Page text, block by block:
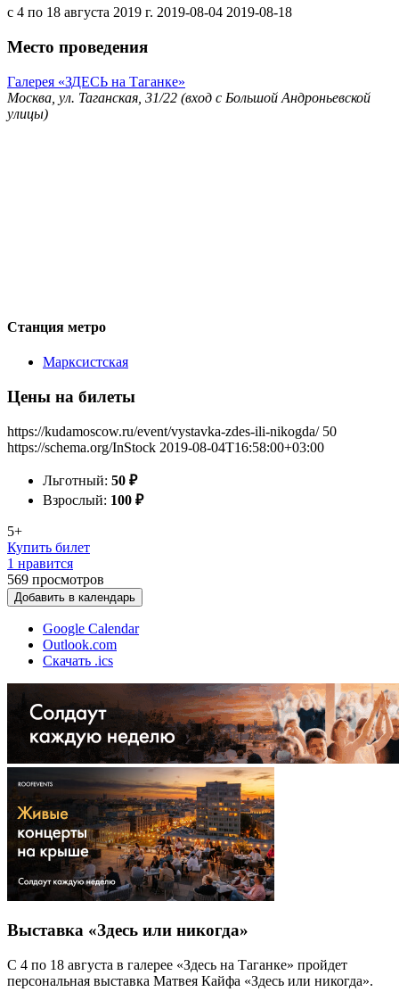
с 4 по 18 августа 2019 г. 2019-08-04 2019-08-18
Место проведения
Галерея «ЗДЕСЬ на Таганке»
Москва, ул. Таганская, 31/22 (вход с Большой Андроньевской
улицы)
Станция метро
Марксистская
Цены на билеты
https://kudamoscow.ru/event/vystavka-zdes-ili-nikogda/ 50
https://schema.org/InStock 2019-08-04T16:58:00+03:00
Льготный: 50 ₽
Взрослый: 100 ₽
5+
Купить билет
1 нравится
569 просмотров
Добавить в календарь
Google Calendar
Outlook.com
Скачать .ics
Выставка «Здесь или никогда»
С 4 по 18 августа в галерее «Здесь на Таганке» пройдет
персональная выставка Матвея Кайфа «Здесь или никогда».